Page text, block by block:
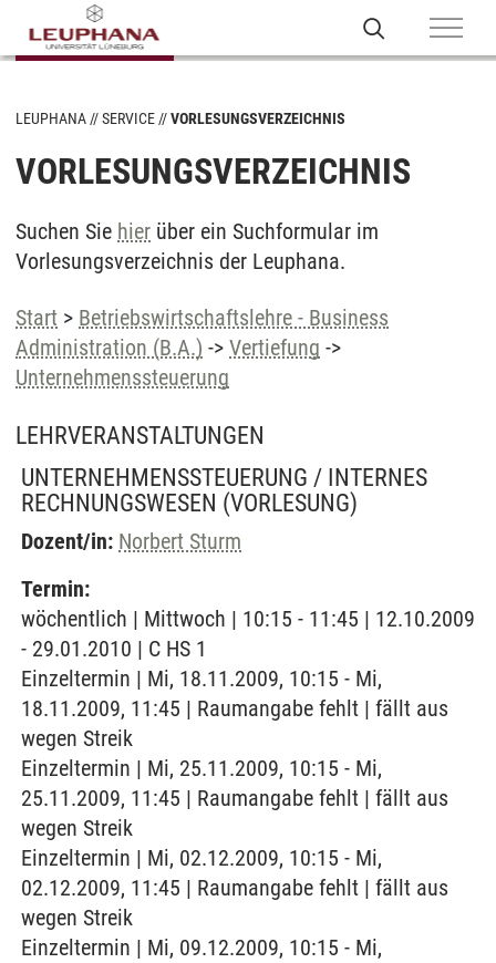
LEUPHANA SERVICE VORLESUNGSVERZEICHNIS
VORLESUNGSVERZEICHNIS
Suchen Sie hier über ein Suchformular im
Vorlesungsverzeichnis der Leuphana.
Start > Betriebswirtschaftslehre - Business
Administration (B.A.) -> Vertiefung ->
Unternehmenssteuerung
LEHRVERANSTALTUNGEN
UNTERNEHMENSSTEUERUNG / INTERNES
RECHNUNGSWESEN (VORLESUNG)
Dozent/in: Norbert Sturm
Termin:
wöchentlich | Mittwoch | 10:15 - 11:45 | 12.10.2009
- 29.01.2010 | C HS 1
Einzeltermin | Mi, 18.11.2009, 10:15 - Mi,
18.11.2009, 11:45 | Raumangabe fehlt | fällt aus
wegen Streik
Einzeltermin | Mi, 25.11.2009, 10:15 - Mi,
25.11.2009, 11:45 | Raumangabe fehlt | fällt aus
wegen Streik
Einzeltermin | Mi, 02.12.2009, 10:15 - Mi,
02.12.2009, 11:45 | Raumangabe fehlt | fällt aus
wegen Streik
Einzeltermin | Mi, 09.12.2009, 10:15 - Mi,